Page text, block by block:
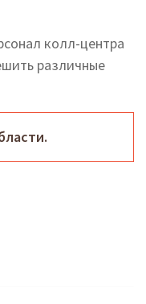
колл-центра
различные